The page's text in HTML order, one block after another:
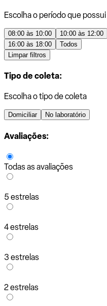
Escolha o período que
08:00 às 10:00 10:00 às 12:00
16:00 às 18:00
Todos
Limpar filtros
Tipo de coleta:
Escolha o tipo de coleta
Domiciliar No laboratório
Avaliações:
Todas as avaliações
5 estrelas
4 estrelas
3 estrelas
2 estrelas